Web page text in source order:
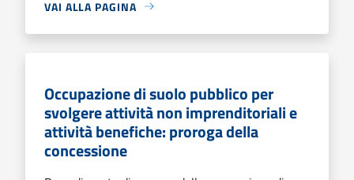
VAI ALLA PAGINA
Occupazione di suolo pubblico per
svolgere attività non imprenditoriali e
attività benefiche: proroga della
concessione